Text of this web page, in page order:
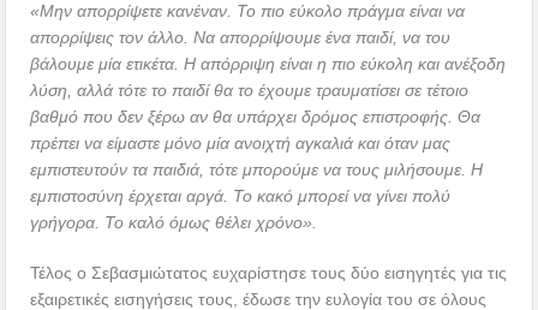
«Μην απορρίψετε κανέναν. Το πιο εύκολο πράγμα είναι να
απορρίψεις τον άλλο. Να απορρίψουμε ένα παιδί, να του
βάλουμε μία ετικέτα. Η απόρριψη είναι η πιο εύκολη και ανέξοδη
λύση, αλλά τότε το παιδί θα το έχουμε τραυματίσει σε τέτοιο
βαθμό που δεν ξέρω αν θα υπάρχει δρόμος επιστροφής. Θα
πρέπει να είμαστε μόνο μία ανοιχτή αγκαλιά και όταν μας
εμπιστευτούν τα παιδιά, τότε μπορούμε να τους μιλήσουμε. Η
εμπιστοσύνη έρχεται αργά. Το κακό μπορεί να γίνει πολύ
γρήγορα. Το καλό όμως θέλει χρόνο».
Τέλος ο Σεβασμιώτατος ευχαρίστησε τους δύο εισηγητές για τις
εξαιρετικές εισηγήσεις τους, έδωσε την ευλογία του σε όλους